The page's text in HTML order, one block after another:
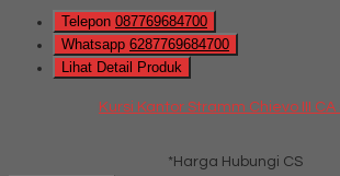
Telepon 087769684700
Whatsapp 6287769684700
Lihat Detail Produk
Kursi Kantor Stramm Chievo III CA
*Harga Hubungi CS